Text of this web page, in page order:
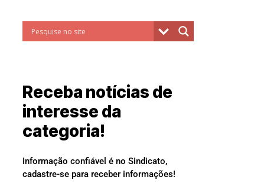
Receba notícias de
interesse da
categoria!
Informação confiável é no Sindicato,
cadastre-se para receber informações!